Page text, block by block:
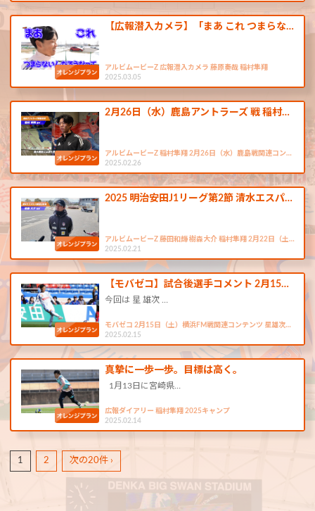
【広報潜入カメラ】「まあ これ つまらな…
アルビムービーZ 広報潜入カメラ 藤原奏哉 稲村隼翔
2025.03.05
2月26日（水）鹿島アントラーズ 戦 稲村…
アルビムービーZ 稲村隼翔 2月26日（水）鹿島戦関連コン…
2025.02.26
2025 明治安田J1リーグ第2節 清水エスパ…
アルビムービーZ 藤田和輝 樹森大介 稲村隼翔 2月22日（土…
2025.02.21
【モバゼコ】試合後選手コメント 2月15…
今回は 星 雄次 …
モバゼコ 2月15日（土）横浜FM戦関連コンテンツ 星雄次…
2025.02.15
真摯に一歩一歩。目標は高く。
1月13日に宮崎県…
広報ダイアリー 稲村隼翔 2025キャンプ
2025.02.14
1 2 次の20件 ›